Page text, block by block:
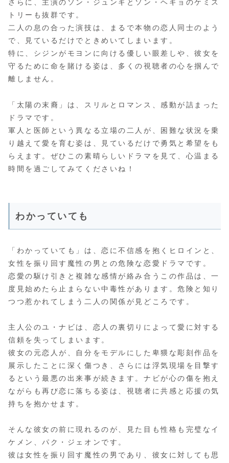
さらに、主演のソン・ジュンギとソン・ヘギョのケミス
トリーも抜群です。
二人の息の合った演技は、まるで本物の恋人同士のよう
で、見ているだけでときめいてしまいます。
特に、シジンがモヨンに向ける優しい眼差しや、彼女を
守るために命を賭ける姿は、多くの視聴者の心を掴んで
離しません。
「太陽の末裔」は、スリルとロマンス、感動が詰まった
ドラマです。
軍人と医師という異なる立場の二人が、困難な状況を乗
り越えて愛を育む姿は、見ているだけで勇気と希望をも
らえます。ぜひこの素晴らしいドラマを見て、心温まる
時間を過ごしてみてくださいね！
わかっていても
「わかっていても」は、恋に不信感を抱くヒロインと、
女性を振り回す魔性の男との危険な恋愛ドラマです。
恋愛の駆け引きと複雑な感情が絡み合うこの作品は、一
度見始めたら止まらない中毒性があります。危険と知り
つつ惹かれてしまう二人の関係が見どころです。
主人公のユ・ナビは、恋人の裏切りによって愛に対する
信頼を失ってしまいます。
彼女の元恋人が、自分をモデルにした卑猥な彫刻作品を
展示したことに深く傷つき、さらには浮気現場を目撃す
るという最悪の出来事が続きます。ナビが心の傷を抱え
ながらも再び恋に落ちる姿は、視聴者に共感と応援の気
持ちを抱かせます。
そんな彼女の前に現れるのが、見た目も性格も完璧なイ
ケメン、パク・ジェオンです。
彼は女性を振り回す魔性の男であり、彼女に対しても思